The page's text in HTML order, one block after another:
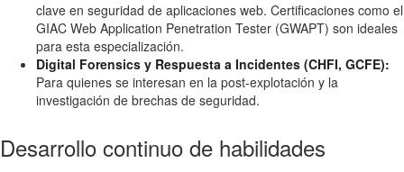
clave en seguridad de aplicaciones web. Certificaciones como el
GIAC Web Application Penetration Tester (GWAPT) son ideales
para esta especialización.
Digital Forensics y Respuesta a Incidentes (CHFI, GCFE):
Para quienes se interesan en la post-explotación y la
investigación de brechas de seguridad.
Desarrollo continuo de habilidades